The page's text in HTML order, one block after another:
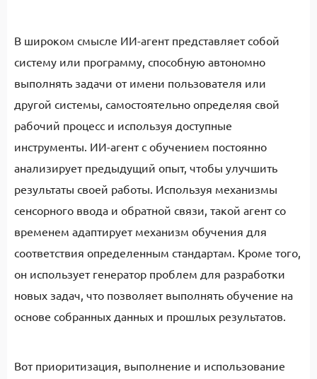
В широком смысле ИИ-агент представляет собой
систему или программу, способную автономно
выполнять задачи от имени пользователя или
другой системы, самостоятельно определяя свой
рабочий процесс и используя доступные
инструменты. ИИ-агент с обучением постоянно
анализирует предыдущий опыт, чтобы улучшить
результаты своей работы. Используя механизмы
сенсорного ввода и обратной связи, такой агент со
временем адаптирует механизм обучения для
соответствия определенным стандартам. Кроме того,
он использует генератор проблем для разработки
новых задач, что позволяет выполнять обучение на
основе собранных данных и прошлых результатов.
Вот приоритизация, выполнение и использование